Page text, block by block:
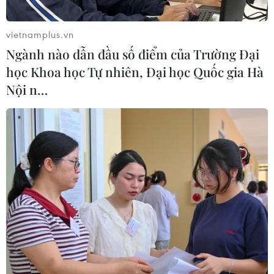
World Cup 2026: Nỗi lo về dịch Ebola với
đội tuyển CHDC Congo trước giờ bóng lăn
04/06/2026 04:18
Diễn biến liên quan dịch Ebola khiến công tác chuẩn bị
của đội tuyển CHDC Congo trở nên đặc biệt khó khăn,
nhất là khi đội hướng tới cột mốc lần đầu trở lại chung
kết World Cup từ năm 1974.
vietnamplus.vn
Ngành nào dẫn đầu số điểm của Trường Đại
học Khoa học Tự nhiên, Đại học Quốc gia Hà
Nội n…